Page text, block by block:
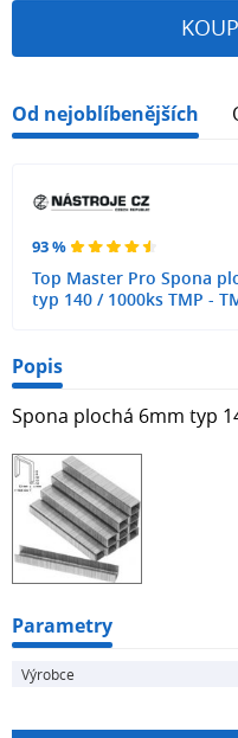
Od nejoblíbenějších
93 %
Top Master Pro Spona
typ 140 / 1000ks TMP -
Popis
Spona plochá 6mm typ
Parametry
Výrobce